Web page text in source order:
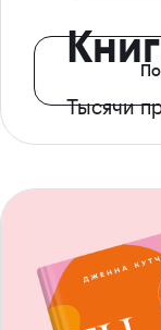
Тысячи
с